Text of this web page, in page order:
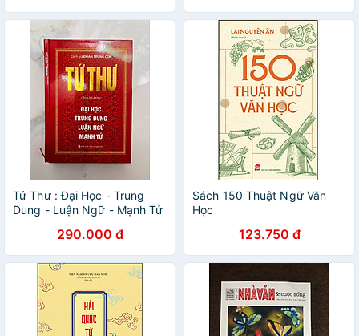
Tứ Thư : Đại Học - Trung
Dung - Luận Ngữ - Mạnh Tử
290.000 đ
Sách 150 Thuật Ngữ Văn
Học
123.750 đ